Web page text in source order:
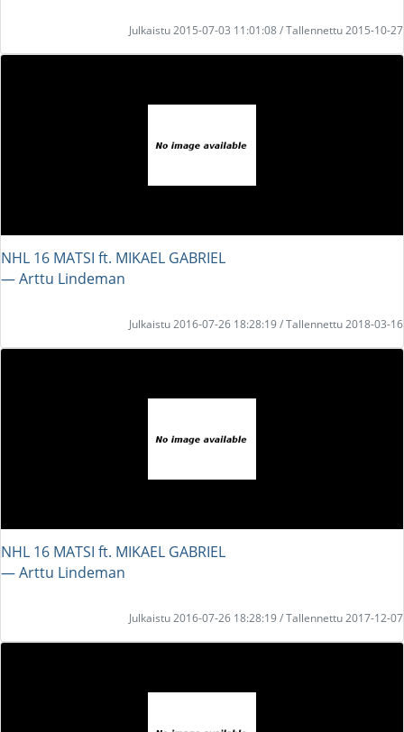
Julkaistu 2015-07-03 11:01:08 / Tallennettu 2015-10-27
NHL 16 MATSI ft. MIKAEL GABRIEL
― Arttu Lindeman
Julkaistu 2016-07-26 18:28:19 / Tallennettu 2018-03-16
NHL 16 MATSI ft. MIKAEL GABRIEL
― Arttu Lindeman
Julkaistu 2016-07-26 18:28:19 / Tallennettu 2017-12-07